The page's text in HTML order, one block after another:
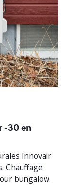
-30 en
Innovair
Chauffage
bungalow.